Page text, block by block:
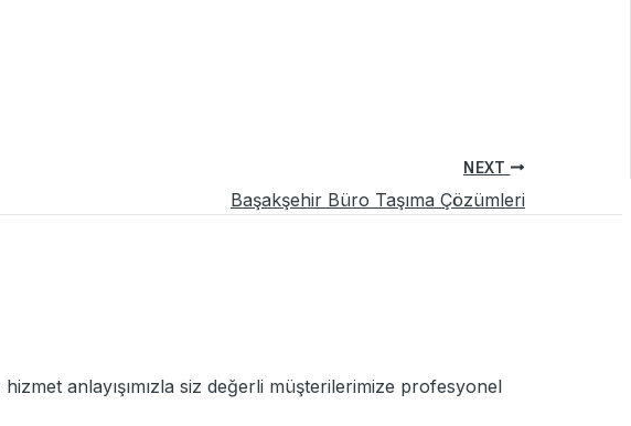
NEXT
Başakşehir Büro Taşıma Çözümleri
anlayışımızla siz değerli müşterilerimize profesyonel